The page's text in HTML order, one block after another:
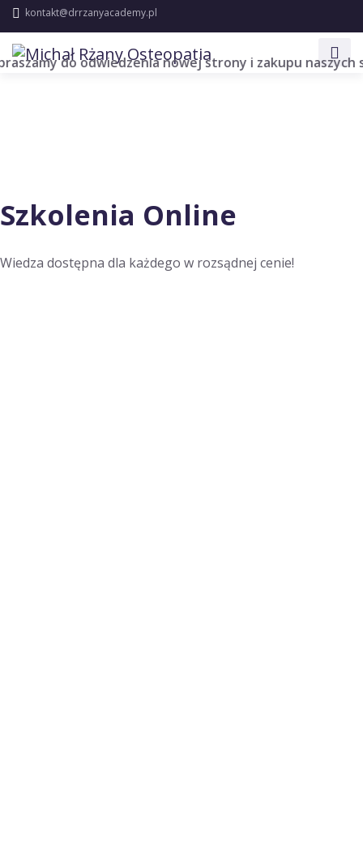
kontakt@drrzanyacademy.pl
do odwiedzenia nowej strony i zakupu naszych szkoleń
Szkolenia Online
Wiedza dostępna dla każdego w rozsądnej cenie!